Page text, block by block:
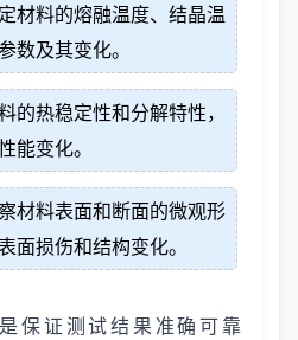
材料的熔融温度、结晶温
数及其变化。
的热稳定性和分解特性，
能变化。
材料表面和断面的微观形
面损伤和结构变化。
保证测试结果准确可靠